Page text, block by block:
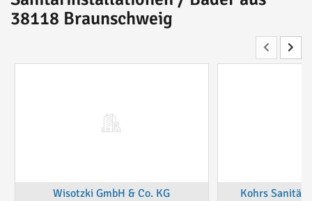
38118 Braunschweig
Wisotzki GmbH & Co. KG
Kohrs